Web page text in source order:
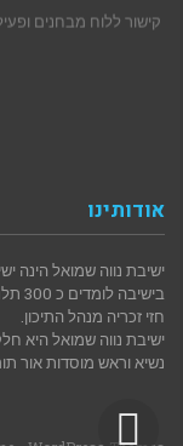
קישור ללוח מבחנים
אודותינו
ישיבת נווה שמואל הינה
חזי זכריה מנהל התיכון.
ישיבת נווה שמואל היא
נשיא וראש מוסדות אור
גלילה